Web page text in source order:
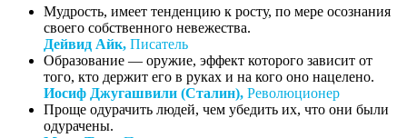
Мудрость, имеет тенденцию к росту, по мере осознания
своего собственного невежества.
Дейвид Айк, Писатель
Образование — оружие, эффект которого зависит от
того, кто держит его в руках и на кого оно нацелено.
Иосиф Джугашвили (Сталин), Революционер
Проще одурачить людей, чем убедить их, что они были
одурачены.